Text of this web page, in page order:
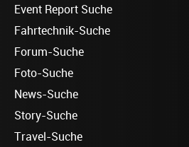
Event Report Suche
Fahrtechnik-Suche
Forum-Suche
Foto-Suche
News-Suche
Story-Suche
Travel-Suche